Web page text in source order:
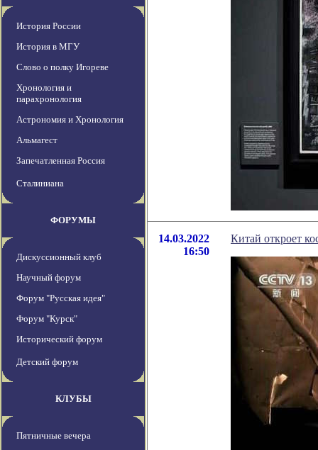
История России
История в МГУ
Слово о полку Игореве
Хронология и
парахронология
Астрономия и Хронология
Альмагест
Запечатленная Россия
Сталиниана
ФОРУМЫ
Дискуссионный клуб
Научный форум
Форум "Русская идея"
Форум "Курск"
Исторический форум
Детский форум
КЛУБЫ
Пятничные вечера
14.03.2022
16:50
Китай откроет